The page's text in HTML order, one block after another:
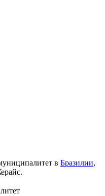
в Бразилии,
.